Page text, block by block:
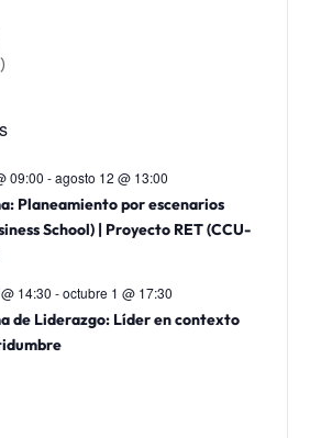
09:00 -agosto 12 @ 13:00
Planeamiento por escenarios
School) | Proyecto RET (CCU-
14:30 -octubre 1 @ 17:30
de Liderazgo: Líder en contexto